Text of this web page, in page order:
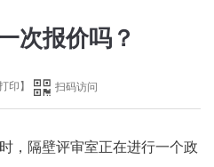
次报价吗？
印 】 扫码访问
隔壁评审室正在进行一个政